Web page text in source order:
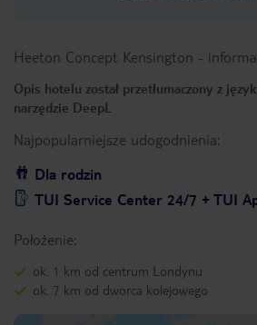
Heeton Concept Kensington -
Opis hotelu został przetłumaczony z
narzędzie DeepL
Najpopularniejsze udogodnienia:
Dla rodzin
TUI Service Center 24/7 + TUI
Położenie:
ok. 1 km od centrum Londynu
ok. 7 km od dworca kolejowego